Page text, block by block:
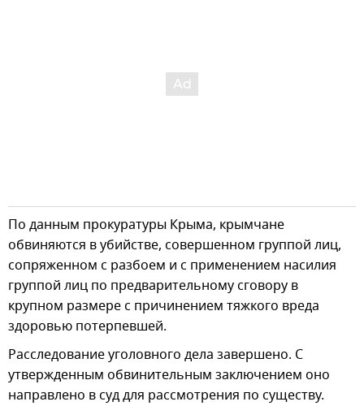
По данным прокуратуры Крыма, крымчане
обвиняются в убийстве, совершенном группой лиц,
сопряженном с разбоем и с применением насилия
группой лиц по предварительному сговору в
крупном размере с причинением тяжкого вреда
здоровью потерпевшей.
Расследование уголовного дела завершено. С
утвержденным обвинительным заключением оно
направлено в суд для рассмотрения по существу.